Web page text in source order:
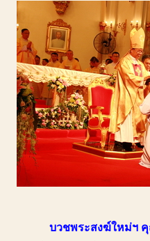
บวชพระสงฆ์ใหม่ฯ